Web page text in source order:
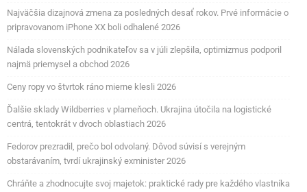
Najväčšia dizajnová zmena za posledných desať rokov. Prvé informácie o
pripravovanom iPhone XX boli odhalené 2026
Nálada slovenských podnikateľov sa v júli zlepšila, optimizmus podporil
najmä priemysel a obchod 2026
Ceny ropy vo štvrtok ráno mierne klesli 2026
Ďalšie sklady Wildberries v plameňoch. Ukrajina útočila na logistické
centrá, tentokrát v dvoch oblastiach 2026
Fedorov prezradil, prečo bol odvolaný. Dôvod súvisí s verejným
obstarávaním, tvrdí ukrajinský exminister 2026
Chráňte a zhodnocujte svoj majetok: praktické rady pre každého vlastníka